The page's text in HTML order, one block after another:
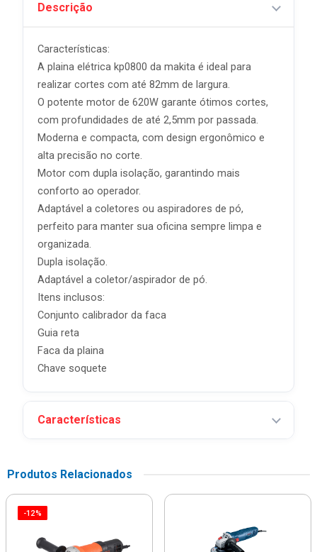
Descrição
Características:
A plaina elétrica kp0800 da makita é ideal para
realizar cortes com até 82mm de largura.
O potente motor de 620W garante ótimos cortes,
com profundidades de até 2,5mm por passada.
Moderna e compacta, com design ergonômico e
alta precisão no corte.
Motor com dupla isolação, garantindo mais
conforto ao operador.
Adaptável a coletores ou aspiradores de pó,
perfeito para manter sua oficina sempre limpa e
organizada.
Dupla isolação.
Adaptável a coletor/aspirador de pó.
Itens inclusos:
Conjunto calibrador da faca
Guia reta
Faca da plaina
Chave soquete
Características
Produtos Relacionados
-12%